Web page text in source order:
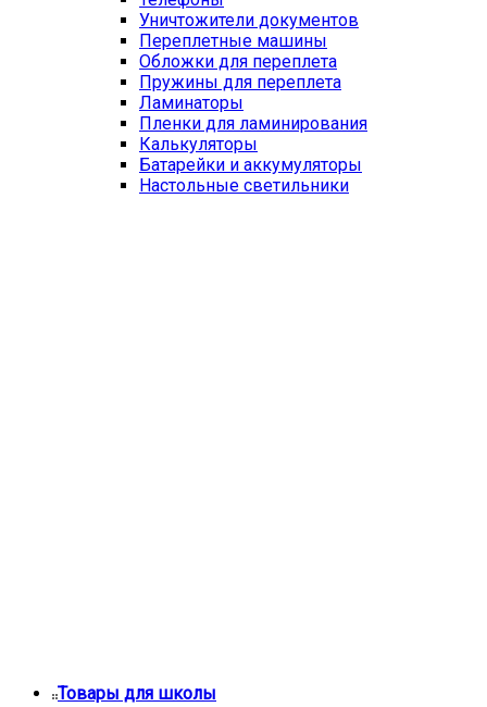
Уничтожители документов
Переплетные машины
Обложки для переплета
Пружины для переплета
Ламинаторы
Пленки для ламинирования
Калькуляторы
Батарейки и аккумуляторы
Настольные светильники
Товары для школы